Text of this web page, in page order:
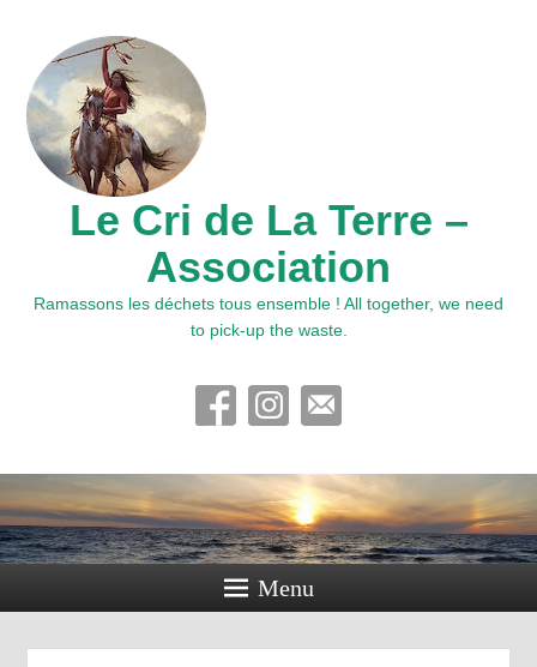
Le Cri de La Terre –
Association
Ramassons les déchets tous ensemble ! All together, we need
to pick-up the waste.
Menu